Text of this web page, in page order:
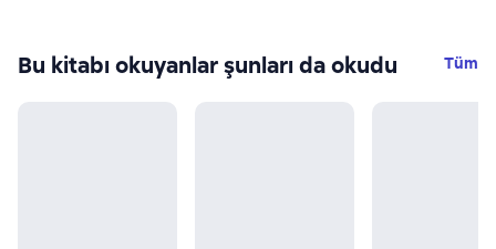
Bu kitabı okuyanlar şunları da okudu Tüm